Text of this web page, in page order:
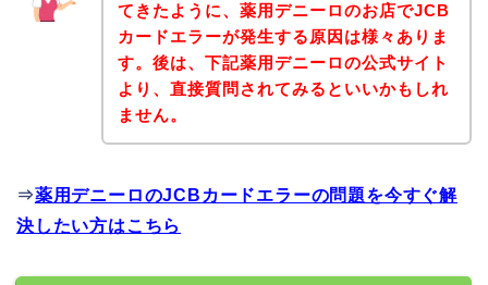
てきたように、薬用デニーロのお店でJCB
カードエラーが発生する原因は様々ありま
す。後は、下記薬用デニーロの公式サイト
より、直接質問されてみるといいかもしれ
ません。
⇒薬用デニーロのJCBカードエラーの問題を今すぐ解
決したい方はこちら